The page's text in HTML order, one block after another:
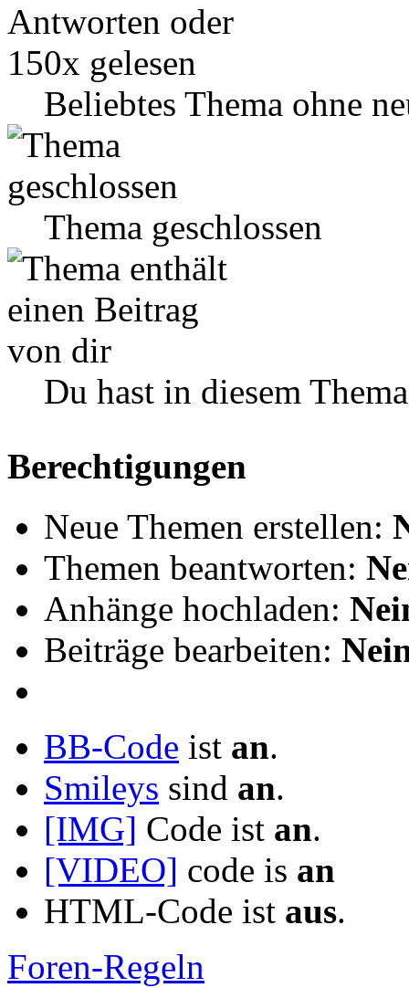
Beliebtes Thema ohne
Thema geschlossen
Du hast in diesem
Berechtigungen
Neue Themen erstellen:
Themen beantworten:
Anhänge hochladen:
Beiträge bearbeiten:
BB-Code ist an.
Smileys sind an.
[IMG] Code ist an.
[VIDEO] code is an
HTML-Code ist aus.
Foren-Regeln